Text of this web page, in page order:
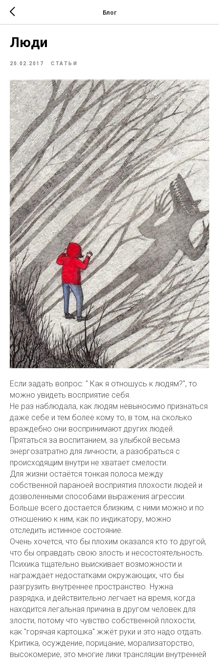
Блог
Люди
20.02.2017 СТАТЬИ
Если задать вопрос: " Как я отношусь к людям?", то
можно увидеть восприятие себя.
Не раз наблюдала, как людям невыносимо признаться
даже себе и тем более кому то, в том, на сколько
враждебно они воспринимают других людей.
Прятаться за воспитанием, за улыбкой весьма
энергозатратно для личности, а разобраться с
происходящим внутри не хватает смелости.
Для жизни остаётся тонкая полоса между
собственной параноей восприятия плохости людей и
дозволенными способами выражения агрессии.
Больше всего достается близким, с ними можно и по
отношению к ним, как по индикатору, можно
отследить истинное состояние.
Очень хочется, что бы плохим оказался кто то другой,
что бы оправдать свою злость и несостоятельность.
Психика тщательно выискивает возможности и
награждает недостатками окружающих, что бы
разгрузить внутреннее пространство. Нужна
разрядка, и действительно легчает на время, когда
находится легальная причина в другом человек для
злости, потому что чувство собственной плохости,
как "горячая картошка" жжёт руки и это надо отдать.
Критика, осуждение, порицание, морализаторство,
высокомерие, это многие лики трансляции внутренней